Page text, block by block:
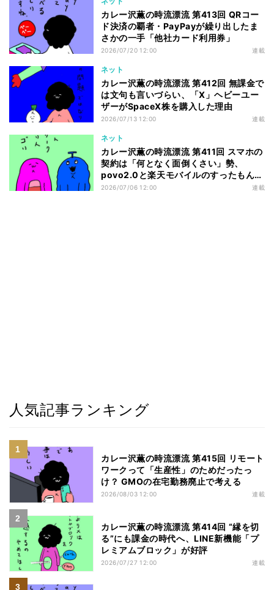
カレー沢薫の時流漂流 第413回 QRコー
ド決済の覇者・PayPayが繰り出したま
さかの一手「他社カード利用券」
2026/07/20 12:00 連載
ネット
カレー沢薫の時流漂流 第412回 無課金で
は文句も言いづらい、「X」ヘビーユー
ザーがSpaceX株を購入した理由
2026/07/13 12:00 連載
ネット
カレー沢薫の時流漂流 第411回 スマホの
契約は「何となく面倒くさい」勢、
povo2.0と楽天モバイルのすったもんだ
を眺める
2026/07/06 12:00 連載
人気記事ランキング
カレー沢薫の時流漂流 第415回 リモート
ワークって「生産性」のためだったっ
け？ GMOの在宅勤務廃止で考える
2026/08/03 12:00 連載
カレー沢薫の時流漂流 第414回 “縁を切
る”にも課金の時代へ、LINE新機能「プ
レミアムブロック」が好評
2026/07/27 12:00 連載